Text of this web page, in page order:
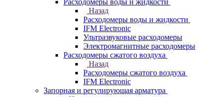
Расходомеры воды и жидкости
Назад
Расходомеры воды и жидкости
IFM Electronic
Ультразвуковые расходомеры
Электромагнитные расходомеры
Расходомеры сжатого воздуха
Назад
Расходомеры сжатого воздуха
IFM Electronic
Запорная и регулирующая арматура